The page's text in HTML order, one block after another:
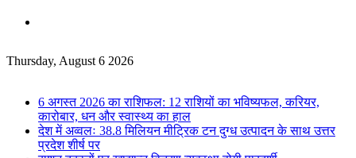
for
Thursday, August 6 2026
6 अगस्त 2026 का राशिफल: 12 राशियों का भविष्यफल, करियर,
कारोबार, धन और स्वास्थ्य का हाल
देश में अव्वलः 38.8 मिलियन मीट्रिक टन दुग्ध उत्पादन के साथ उत्तर
प्रदेश शीर्ष पर